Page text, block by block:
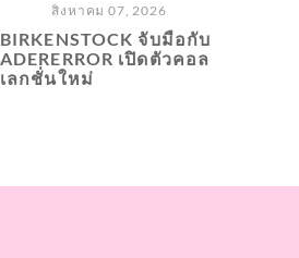
สิงหาคม 07, 2026
BIRKENSTOCK จับมือกับ
ADERERROR เปิดตัวคอล
เลกชั่นใหม่